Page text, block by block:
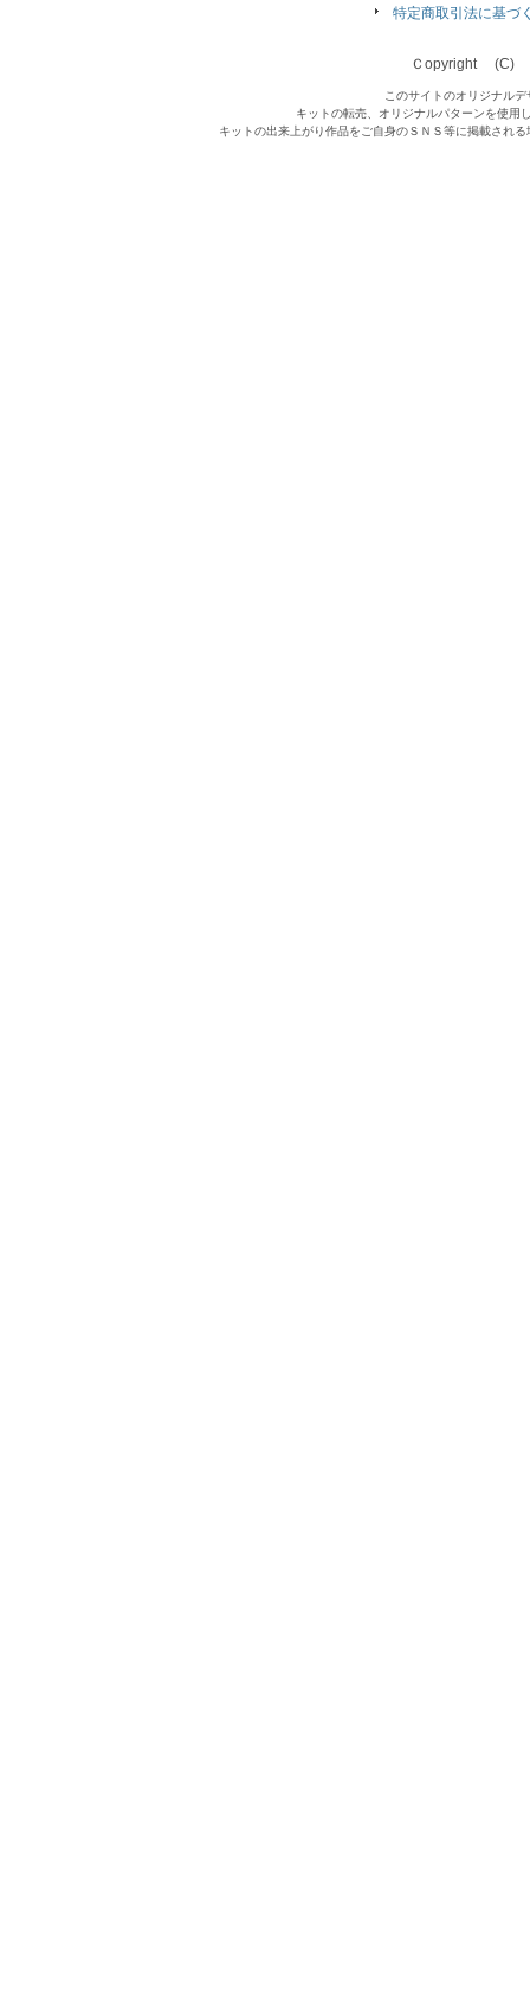
特定商取引法に基づ
Ｃopyright (C)
このサイトのオリジナル
キットの転売、オリジナルパターンを使用
キットの出来上がり作品をご自身のＳＮＳ等に掲載され